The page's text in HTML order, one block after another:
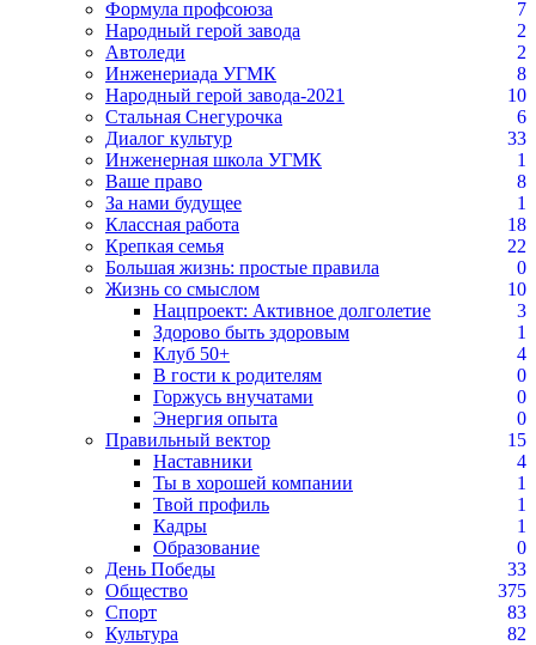
Формула профсоюза
7
Народный герой завода
2
Автоледи
2
Инженериада УГМК
8
Народный герой завода-2021
10
Стальная Снегурочка
6
Диалог культур
33
Инженерная школа УГМК
1
Ваше право
8
За нами будущее
1
Классная работа
18
Крепкая семья
22
Большая жизнь: простые правила
0
Жизнь со смыслом
10
Нацпроект: Активное долголетие
3
Здорово быть здоровым
1
Клуб 50+
4
В гости к родителям
0
Горжусь внучатами
0
Энергия опыта
0
Правильный вектор
15
Наставники
4
Ты в хорошей компании
1
Твой профиль
1
Кадры
1
Образование
0
День Победы
33
Общество
375
Спорт
83
Культура
82